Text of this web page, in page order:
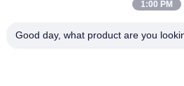
0086- 15216883036
1:00 PM
Good day, what product are you